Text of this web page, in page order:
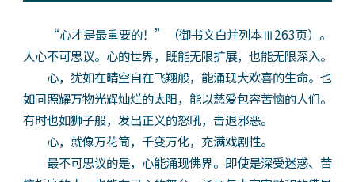
“心才是最重要的！”（御书文白并列本Ⅲ263页）。
人心不可思议。心的世界，既能无限扩展，也能无限深入。
心，犹如在晴空自在飞翔般，能涌现大欢喜的生命。也
如同照耀万物光辉灿烂的太阳，能以慈爱包容苦恼的人们。
有时也如狮子般，发出正义的怒吼，击退邪恶。
心，就像万花筒，千变万化，充满戏剧性。
最不可思议的是，心能涌现佛界。即使是深受迷惑、苦